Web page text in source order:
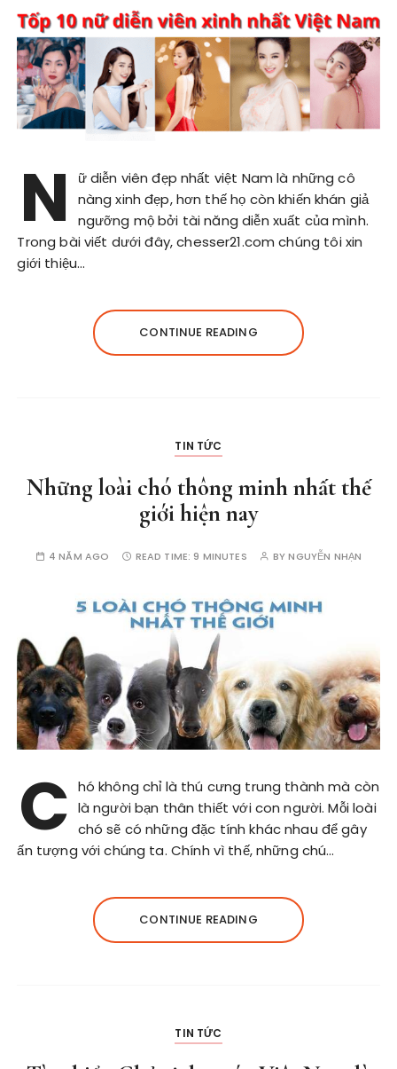
N
ữ diễn viên đẹp nhất việt Nam là những cô
nàng xinh đẹp, hơn thế họ còn khiến khán giả
ngưỡng mộ bởi tài năng diễn xuất của mình.
Trong bài viết dưới đây, chesser21.com chúng tôi xin
giới thiệu…
CONTINUE READING
TIN TỨC
Những loài chó thông minh nhất thế
giới hiện nay
4 NĂM AGO READ TIME: 9 MINUTES BYNGUYỄN NHẠN
C hó không chỉ là thú cưng trung thành mà còn
là người bạn thân thiết với con người. Mỗi loài
chó sẽ có những đặc tính khác nhau để gây
ấn tượng với chúng ta. Chính vì thế, những chú…
CONTINUE READING
TIN TỨC